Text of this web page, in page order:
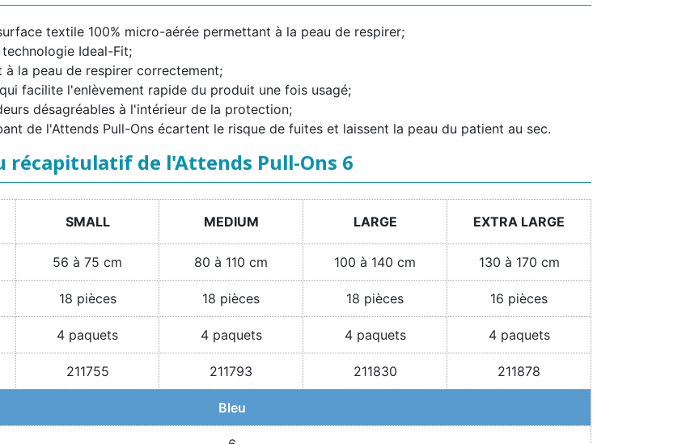
textile 100% micro-aérée permettant à la peau de respirer;
Ideal-Fit;
la peau de respirer correctement;
facilite l'enlèvement rapide du produit une fois usagé;
désagréables à l'intérieur de la protection;
de l'Attends Pull-Ons écartent le risque de fuites et laissent la peau du patient au sec.
récapitulatif de l'Attends Pull-Ons 6
SMALL MEDIUM LARGE EXTRA LARGE
56 à 75 cm 80 à 110 cm 100 à 140 cm 130 à 170 cm
18 pièces 18 pièces 18 pièces 16 pièces
4 paquets 4 paquets 4 paquets 4 paquets
211755 211793 211830 211878
Bleu